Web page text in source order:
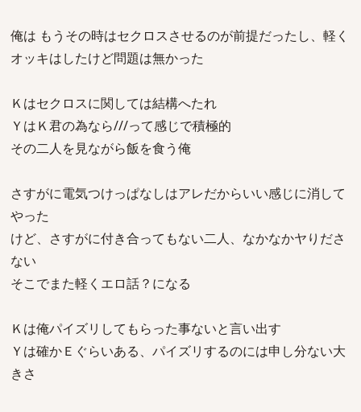
俺は もうその時はセクロスさせるのが前提だったし、軽く
オッキはしたけど問題は無かった
Ｋはセクロスに関しては結構へたれ
ＹはＫ君の為なら///って感じで積極的
その二人を見ながら飯を食う俺
さすがに電気つけっぱなしはアレだからいい感じに消して
やった
けど、さすがに付き合ってもない二人、なかなかヤりださ
ない
そこでまた軽くエロ話？になる
Ｋは俺パイズリしてもらった事ないと言い出す
Ｙは確かＥぐらいある、パイズリするのには申し分ない大
きさ